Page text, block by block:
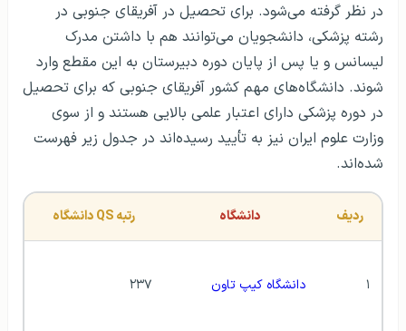
در نظر گرفته می‌شود. برای تحصیل در آفریقای جنوبی در
رشته پزشکی، دانشجویان می‌توانند هم با داشتن مدرک
لیسانس و یا پس از پایان دوره دبیرستان به این مقطع وارد
شوند. دانشگاه‌های مهم کشور آفریقای جنوبی که برای تحصیل
در دوره پزشکی دارای اعتبار علمی بالایی هستند و از سوی
وزارت علوم ایران نیز به تأیید رسیده‌اند در جدول زیر فهرست
شده‌اند.
ردیف دانشگاه رتبه QS دانشگاه
۱ دانشگاه کیپ تاون ۲۳۷